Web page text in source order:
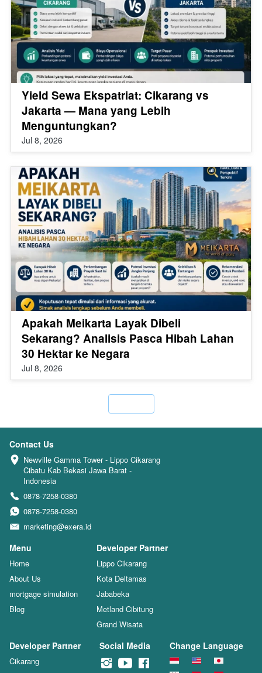
Yield Sewa Ekspatriat: Cikarang vs
Jakarta — Mana yang Lebih
Menguntungkan?
Jul 8, 2026
Apakah Meikarta Layak Dibeli
Sekarang? Analisis Pasca Hibah Lahan
30 Hektar ke Negara
Jul 8, 2026
Contact Us
Newville Gamma Tower - Lippo Cikarang
Cibatu Kab Bekasi Jawa Barat -
Indonesia
0878-7258-0380
0878-7258-0380
marketing@exera.id
Menu
Home
About Us
mortgage simulation
Blog
Developer Partner
Lippo Cikarang
Kota Deltamas
Jababeka
Metland Cibitung
Grand Wisata
Developer Partner
Cikarang
Social Media Change Language